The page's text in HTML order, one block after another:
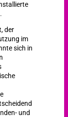
der
im
sich in
und